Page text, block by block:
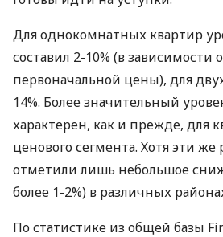
Для однокомнатных квартир
составил 2-10% (в зависимости
первоначальной цены), для
14%. Более значительный
характерен, как и прежде, для
ценового сегмента. Хотя эти же
отметили лишь небольшое
более 1-2%) в различных
По статистике из общей базы